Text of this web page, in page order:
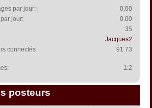
par jour:
0.00
jour:
0.00
35
Jacques2
connectés
91.73
1:2
posteurs